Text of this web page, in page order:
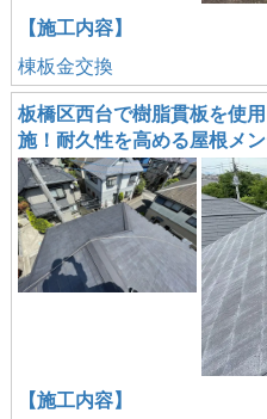
【施工内容】
棟板金交換
板橋区西台で樹脂貫板を使
施！耐久性を高める屋根メ
【施工内容】